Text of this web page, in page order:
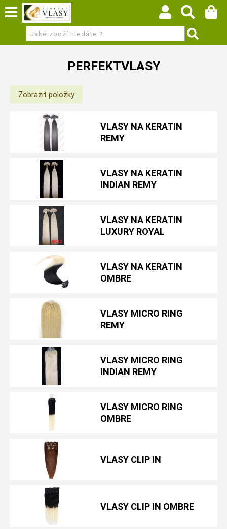
PERFEKTVLASY
VLASY NA KERATIN
REMY
VLASY NA KERATIN
INDIAN REMY
VLASY NA KERATIN
LUXURY ROYAL
VLASY NA KERATIN
OMBRE
VLASY MICRO RING
REMY
VLASY MICRO RING
INDIAN REMY
VLASY MICRO RING
OMBRE
VLASY CLIP IN
VLASY CLIP IN OMBRE